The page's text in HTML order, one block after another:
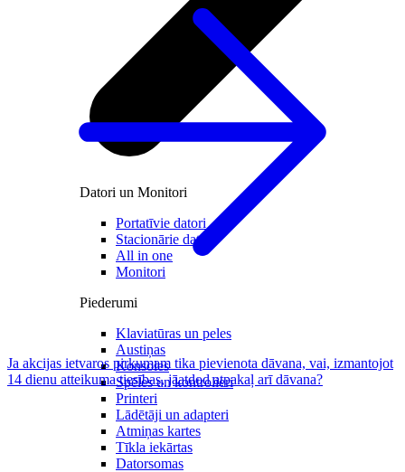
Datori un Monitori
Portatīvie datori
Stacionārie datori
All in one
Monitori
Piederumi
Klaviatūras un peles
Austiņas
Konsoles
Spēles un kontrolieri
Printeri
Lādētāji un adapteri
Atmiņas kartes
Tīkla iekārtas
Datorsomas
Ja akcijas ietvaros pirkumam tika pievienota dāvana, vai, izmantojot
14 dienu atteikuma tiesības, jāatdod atpakaļ arī dāvana?